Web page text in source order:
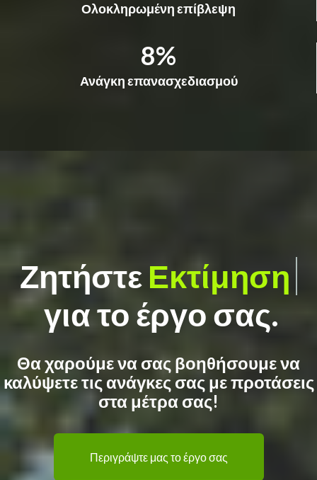
Ολοκληρωμένη επίβλεψη
8
Ανάγκη επανασχεδιασμού
Ζητήστε
για το έργο σας.
Θα χαρούμε να σας βοηθήσουμε να
καλύψετε τις ανάγκες σας με προτάσεις
στα μέτρα σας!
Περιγράψτε μας το έργο σας